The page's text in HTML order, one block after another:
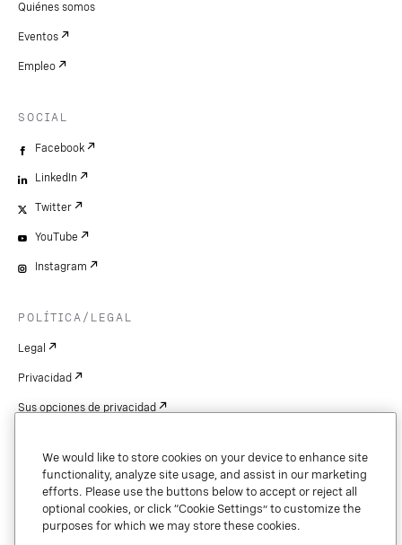
Quiénes somos
Eventos
Empleo
SOCIAL
Facebook
LinkedIn
Twitter
YouTube
Instagram
POLÍTICA/LEGAL
Legal
Privacidad
Sus opciones de privacidad
Patentes
Derechos de autor
Seguridad y confianza
We would like to store cookies on your device to enhance site
functionality, analyze site usage, and assist in our marketing
efforts. Please use the buttons below to accept or reject all
optional cookies, or click “Cookie Settings” to customize the
purposes for which we may store these cookies.